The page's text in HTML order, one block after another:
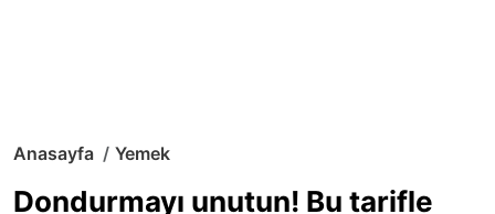
Anasayfa Yemek
Dondurmayı unutun! Bu tarifle